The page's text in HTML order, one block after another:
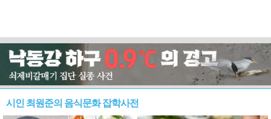
시인 최원준의 음식문화 잡학사전